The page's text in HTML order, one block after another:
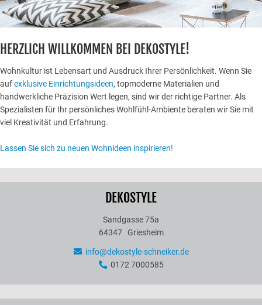
HERZLICH WILLKOMMEN BEI DEKOSTYLE!
Wohnkultur ist Lebensart und Ausdruck Ihrer Persönlichkeit. Wenn Sie
aufexklusive Einrichtungsideen, topmoderne Materialien und
handwerkliche Präzision Wert legen, sind wir der richtige Partner. Als
Spezialisten für Ihr persönliches Wohlfühl-Ambiente beraten wir Sie mit
viel Kreativität und Erfahrung.
Lassen Sie sich zu neuen Wohnideen inspirieren!
DEKOSTYLE
Sandgasse 75a
64347
Griesheim
info@dekostyle-schneiker.de
0172 7000585